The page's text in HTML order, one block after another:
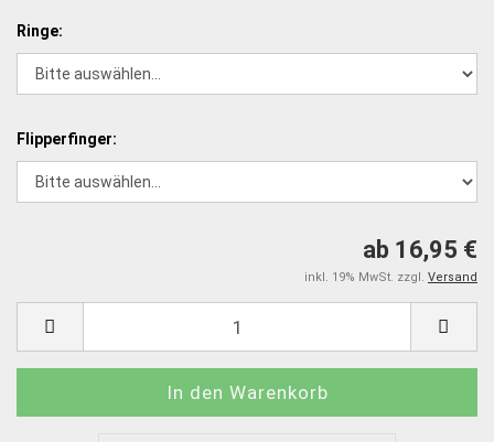
Ringe:
Flipperfinger:
ab 16,95 €
inkl. 19% MwSt. zzgl. Versand